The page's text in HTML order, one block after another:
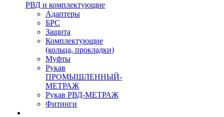
РВД и комплектующие
Адаптеры
БРС
Защита
Комплектующие
(кольца, прокладки)
Муфты
Рукав
ПРОМЫШЛЕННЫЙ-
МЕТРАЖ
Рукав РВД-МЕТРАЖ
Фитинги